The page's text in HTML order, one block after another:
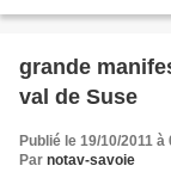
grande
val de Suse
Publié le 19/10/2011 à
Par notav-savoie